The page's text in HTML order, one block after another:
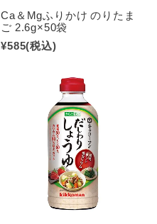
Ca＆Mgふりかけ のりたま
ご 2.6g×50袋
¥585(税込)